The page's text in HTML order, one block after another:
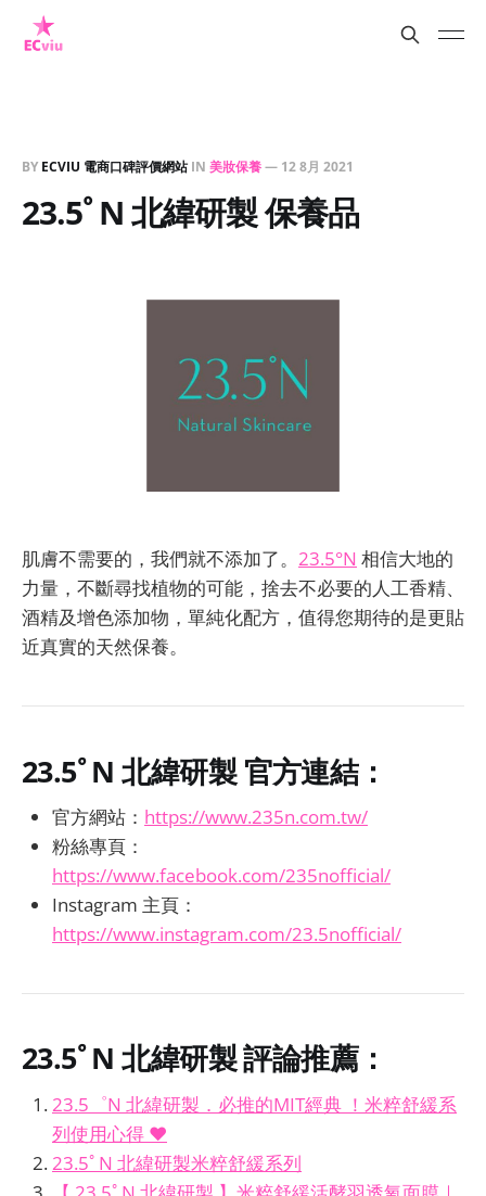
BY ECVIU 電商口碑評價網站IN 美妝保養— 12 8月 2021
23.5ﾟN 北緯研製 保養品
肌膚不需要的，我們就不添加了。 23.5°N 相信大地的
力量，不斷尋找植物的可能，捨去不必要的人工香精、
酒精及增色添加物，單純化配方，值得您期待的是更貼
近真實的天然保養。
23.5ﾟN 北緯研製 官方連結：
官方網站： https://www.235n.com.tw/
粉絲專頁：
https://www.facebook.com/235nofficial/
Instagram 主頁：
https://www.instagram.com/23.5nofficial/
23.5ﾟN 北緯研製評論推薦：
23.5゜N 北緯研製．必推的MIT經典 ！米粹舒緩系
列使用心得 ♥
23.5ﾟN 北緯研製米粹舒緩系列